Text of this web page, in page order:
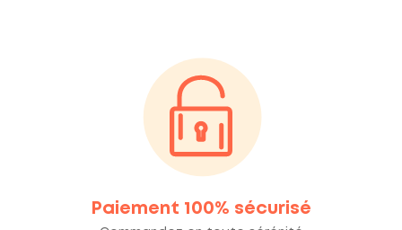
Paiement 100% sécurisé